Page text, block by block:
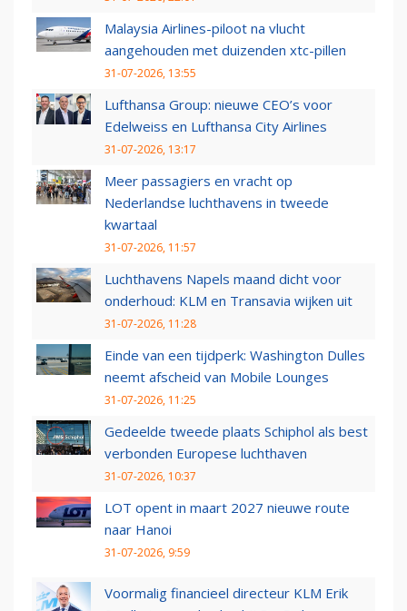
Malaysia Airlines-piloot na vlucht
aangehouden met duizenden xtc-pillen
31-07-2026, 13:55
Lufthansa Group: nieuwe CEO’s voor
Edelweiss en Lufthansa City Airlines
31-07-2026, 13:17
Meer passagiers en vracht op
Nederlandse luchthavens in tweede
kwartaal
31-07-2026, 11:57
Luchthavens Napels maand dicht voor
onderhoud: KLM en Transavia wijken uit
31-07-2026, 11:28
Einde van een tijdperk: Washington Dulles
neemt afscheid van Mobile Lounges
31-07-2026, 11:25
Gedeelde tweede plaats Schiphol als best
verbonden Europese luchthaven
31-07-2026, 10:37
LOT opent in maart 2027 nieuwe route
naar Hanoi
31-07-2026, 9:59
Voormalig financieel directeur KLM Erik